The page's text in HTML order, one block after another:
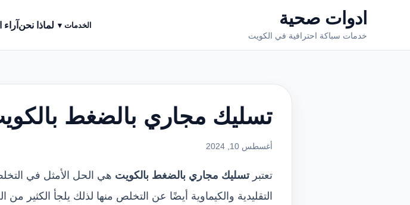
ادوات صحية
خدمات سباكة احترافية في الكويت
الخدمات ▾ لماذا نحن آراء
تسليك مجاري بالضغط
أغسطس 10, 2024
تعتبرتسليك مجاري بالضغط بالكويت هي الحل الأمثل في
التقليدية والكيماوية أيضًا عن التخلص منها لذلك يلجأ الكثير